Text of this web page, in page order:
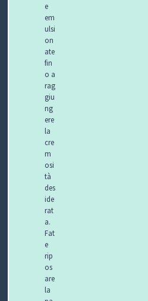
e
em
ulsi
on
ate
fin
o a
rag
giu
ng
ere
la
cre
m
osi
tà
des
ide
rat
a.
Fat
e
rip
os
are
la